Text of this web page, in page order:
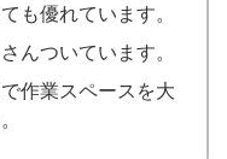
も優れています。
んついています。
作業スペースを大